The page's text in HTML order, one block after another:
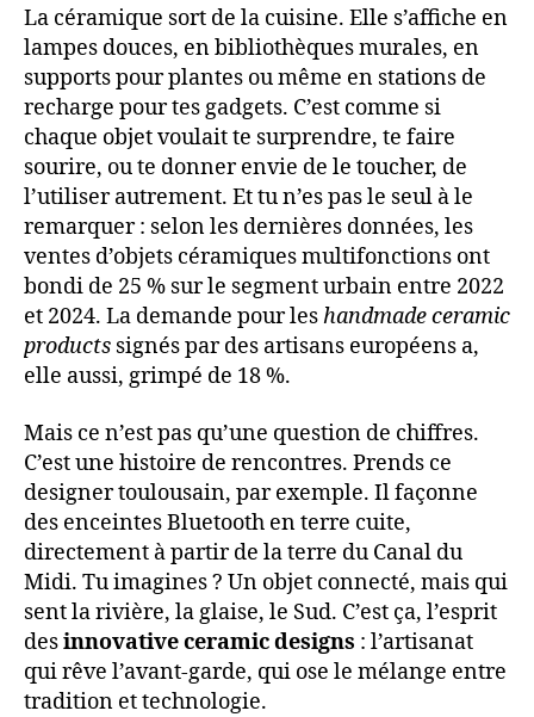
La céramique sort de la cuisine. Elle s’affiche en
lampes douces, en bibliothèques murales, en
supports pour plantes ou même en stations de
recharge pour tes gadgets. C’est comme si
chaque objet voulait te surprendre, te faire
sourire, ou te donner envie de le toucher, de
l’utiliser autrement. Et tu n’es pas le seul à le
remarquer : selon les dernières données, les
ventes d’objets céramiques multifonctions ont
bondi de 25 % sur le segment urbain entre 2022
et 2024. La demande pour leshandmade ceramic
products signés par des artisans européens a,
elle aussi, grimpé de 18 %.
Mais ce n’est pas qu’une question de chiffres.
C’est une histoire de rencontres. Prends ce
designer toulousain, par exemple. Il façonne
des enceintes Bluetooth en terre cuite,
directement à partir de la terre du Canal du
Midi. Tu imagines ? Un objet connecté, mais qui
sent la rivière, la glaise, le Sud. C’est ça, l’esprit
desinnovative ceramic designs : l’artisanat
qui rêve l’avant-garde, qui ose le mélange entre
tradition et technologie.